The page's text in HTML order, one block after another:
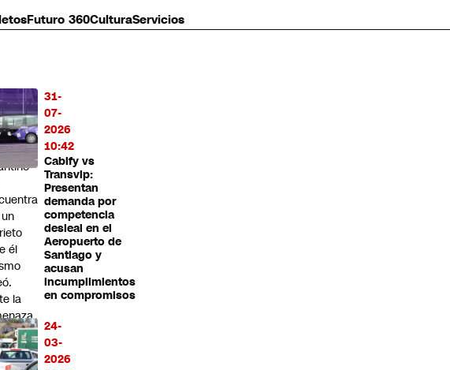
Futuro 360CulturaServicios
31-
07-
2026
10:42
Cabify vs
Transvip:
Presentan
demanda por
competencia
desleal en el
Aeropuerto de
Santiago y
acusan
incumplimientos
en compromisos
24-
03-
2026
él
la